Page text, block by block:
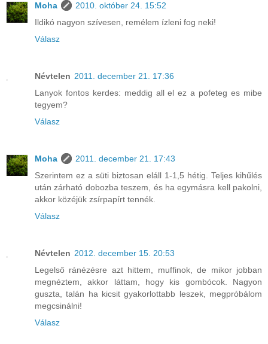
Moha
2010. október 24. 15:52
Ildikó nagyon szívesen, remélem ízleni fog neki!
Válasz
Névtelen 2011. december 21. 17:36
Lanyok fontos kerdes: meddig all el ez a pofeteg es mibe
tegyem?
Válasz
Moha
2011. december 21. 17:43
Szerintem ez a süti biztosan eláll 1-1,5 hétig. Teljes kihűlés
után zárható dobozba teszem, és ha egymásra kell pakolni,
akkor közéjük zsírpapírt tennék.
Válasz
Névtelen 2012. december 15. 20:53
Legelső ránézésre azt hittem, muffinok, de mikor jobban
megnéztem, akkor láttam, hogy kis gombócok. Nagyon
guszta, talán ha kicsit gyakorlottabb leszek, megpróbálom
megcsinálni!
Válasz